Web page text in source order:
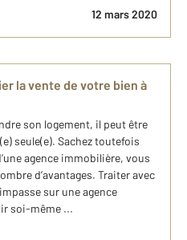
12 mars 2020
la vente de votre bien à
son logement, il peut être
seule(e). Sachez toutefois
agence immobilière, vous
d’avantages. Traiter avec
sur une agence
soi-même ...